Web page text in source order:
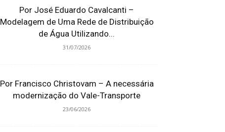
Por José Eduardo Cavalcanti –
Modelagem de Uma Rede de Distribuição
de Água Utilizando...
31/07/2026
Por Francisco Christovam – A necessária
modernização do Vale-Transporte
23/06/2026